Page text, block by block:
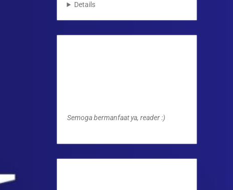
Details
Semoga bermanfaat ya, reader :)